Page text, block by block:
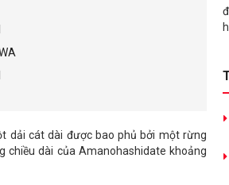
dải cát dài được bao phủ bởi một rừng
chiều dài của Amanohashidate khoảng